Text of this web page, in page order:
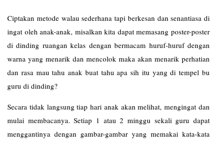
Ciptakan metode walau sederhana tapi berkesan dan senantiasa di
ingat oleh anak-anak, misalkan kita dapat memasang poster-poster
di dinding ruangan kelas dengan bermacam huruf-huruf dengan
warna yang menarik dan mencolok maka akan menarik perhatian
dan rasa mau tahu anak buat tahu apa sih itu yang di tempel bu
guru di dinding?
Secara tidak langsung tiap hari anak akan melihat, mengingat dan
mulai membacanya. Setiap 1 atau 2 minggu sekali guru dapat
menggantinya dengan gambar-gambar yang memakai kata-kata